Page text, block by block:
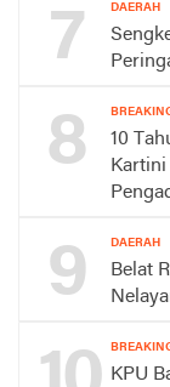
7 DAERAH
8
10
Kartini
9 DAERAH
Belat
KPU